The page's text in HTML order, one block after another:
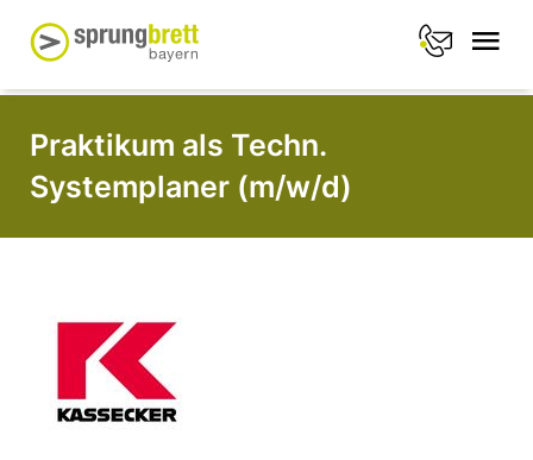
Praktikum als Techn.
Systemplaner (m/w/d)